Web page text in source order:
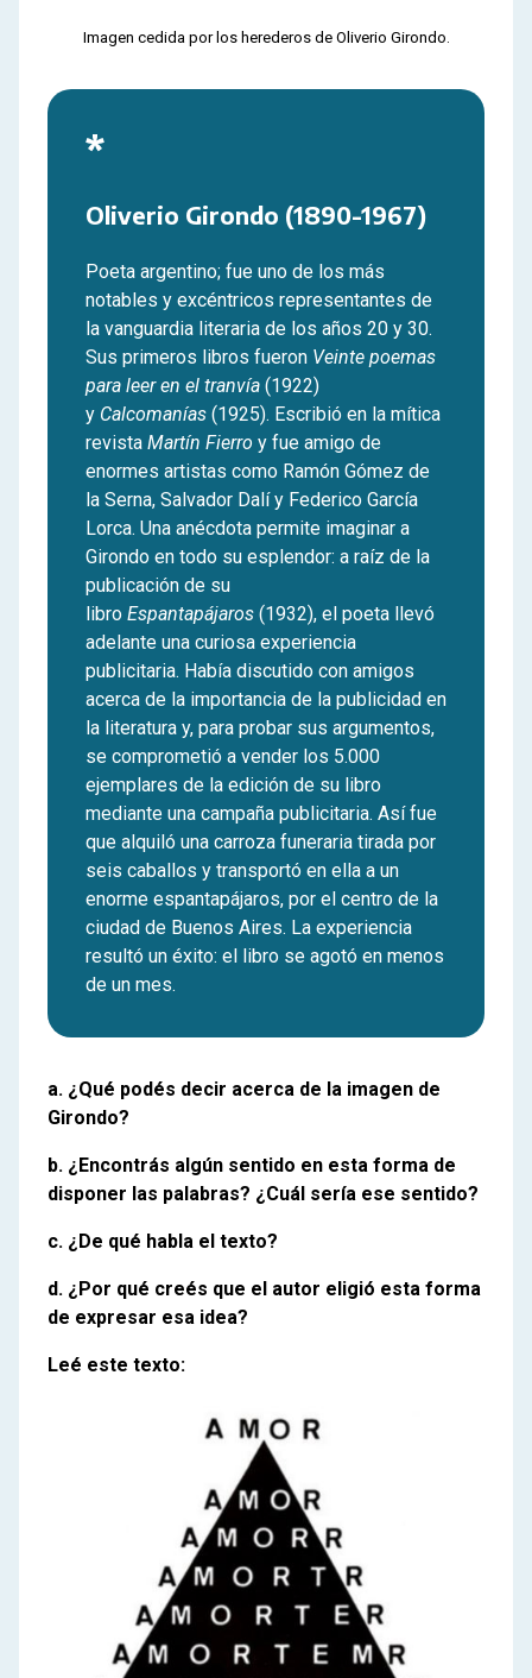
Imagen cedida por los herederos de Oliverio Girondo.
*
Oliverio Girondo (1890-1967)
Poeta argentino; fue uno de los más
notables y excéntricos representantes de
la vanguardia literaria de los años 20 y 30.
Sus primeros libros fueron Veinte poemas
para leer en el tranvía (1922)
y Calcomanías (1925). Escribió en la mítica
revista Martín Fierro y fue amigo de
enormes artistas como Ramón Gómez de
la Serna, Salvador Dalí y Federico García
Lorca. Una anécdota permite imaginar a
Girondo en todo su esplendor: a raíz de la
publicación de su
libro Espantapájaros (1932), el poeta llevó
adelante una curiosa experiencia
publicitaria. Había discutido con amigos
acerca de la importancia de la publicidad en
la literatura y, para probar sus argumentos,
se comprometió a vender los 5.000
ejemplares de la edición de su libro
mediante una campaña publicitaria. Así fue
que alquiló una carroza funeraria tirada por
seis caballos y transportó en ella a un
enorme espantapájaros, por el centro de la
ciudad de Buenos Aires. La experiencia
resultó un éxito: el libro se agotó en menos
de un mes.
a. ¿Qué podés decir acerca de la imagen de
Girondo?
b. ¿Encontrás algún sentido en esta forma de
disponer las palabras? ¿Cuál sería ese sentido?
c. ¿De qué habla el texto?
d. ¿Por qué creés que el autor eligió esta forma
de expresar esa idea?
Leé este texto: